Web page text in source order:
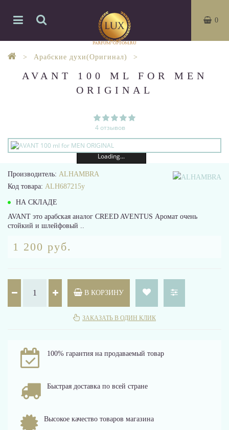
0
Арабские духи(Оригинал)
AVANT 100 ML FOR MEN
ORIGINAL
4 отзывов
Loading...
Производитель: ALHAMBRA
Код товара: ALH687215y
НА СКЛАДЕ
AVANT это арабская аналог CREED AVENTUS Аромат очень
стойкий и шлейфовый ..
1 200 руб.
В КОРЗИНУ
ЗАКАЗАТЬ В ОДИН КЛИК
100% гарантия на продаваемый товар
Быстрая доставка по всей стране
Высокое качество товаров магазина